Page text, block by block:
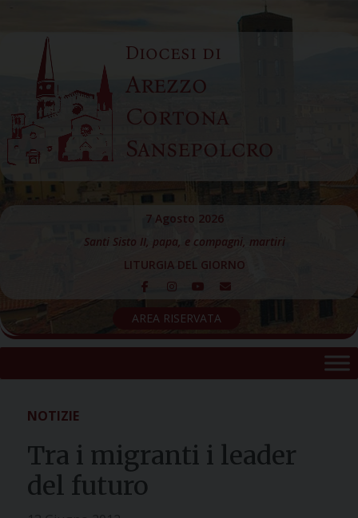
content
Diocesi di
Arezzo
Cortona
Sansepolcro
7 Agosto 2026
Santi Sisto II, papa, e compagni, martiri
LITURGIA DEL GIORNO
AREA RISERVATA
NOTIZIE
Tra i migranti i leader
del futuro